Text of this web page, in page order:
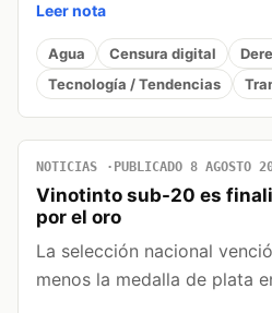
Leer nota
Agua Censura digital
Tecnología / Tendencias
NOTICIAS PUBLICADO 8 AGOSTO
Vinotinto sub-20 es
por el oro
La selección nacional
menos la medalla de plata